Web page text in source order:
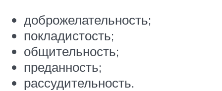
доброжелательность;
покладистость;
общительность;
преданность;
рассудительность.